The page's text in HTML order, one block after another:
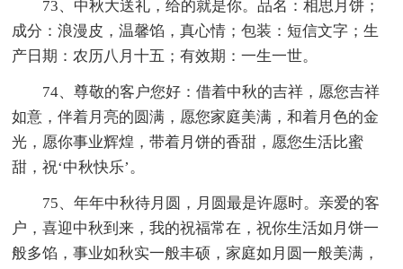
73、中秋大送礼，给的就是你。品名：相思月饼；
成分：浪漫皮，温馨馅，真心情；包装：短信文字；生
产日期：农历八月十五；有效期：一生一世。
74、尊敬的客户您好：借着中秋的吉祥，愿您吉祥
如意，伴着月亮的圆满，愿您家庭美满，和着月色的金
光，愿你事业辉煌，带着月饼的香甜，愿您生活比蜜
甜，祝‘中秋快乐’。
75、年年中秋待月圆，月圆最是许愿时。亲爱的客
户，喜迎中秋到来，我的祝福常在，祝你生活如月饼一
般多馅，事业如秋实一般丰硕，家庭如月圆一般美满，